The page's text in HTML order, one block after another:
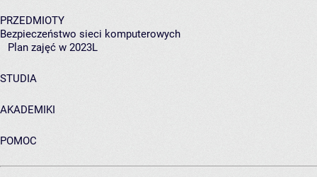
PRZEDMIOTY
Bezpieczeństwo sieci komputerowych
Plan zajęć w 2023L
STUDIA
AKADEMIKI
POMOC